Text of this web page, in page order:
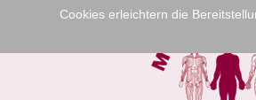
Cookies erleichtern die